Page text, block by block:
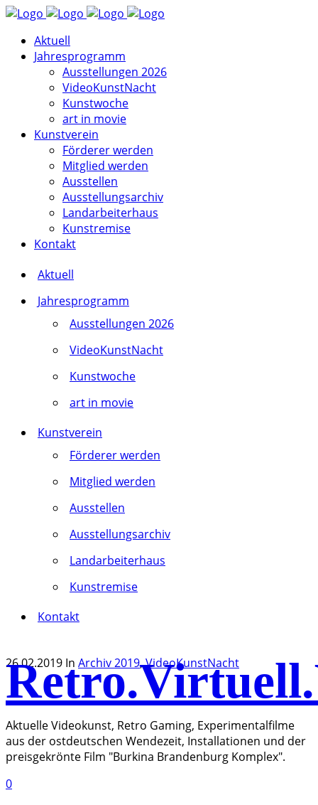
Aktuell
Jahresprogramm
Ausstellungen 2026
VideoKunstNacht
Kunstwoche
art in movie
Kunstverein
Förderer werden
Mitglied werden
Ausstellen
Ausstellungsarchiv
Landarbeiterhaus
Kunstremise
Kontakt
Aktuell
Jahresprogramm
Ausstellungen 2026
VideoKunstNacht
Kunstwoche
art in movie
Kunstverein
Förderer werden
Mitglied werden
Ausstellen
Ausstellungsarchiv
Landarbeiterhaus
Kunstremise
Kontakt
26.02.2019 In Archiv 2019,VideoKunstNacht
Aktuelle Videokunst, Retro Gaming, Experimentalfilme
aus der ostdeutschen Wendezeit, Installationen und der
preisgekrönte Film "Burkina Brandenburg Komplex".
0